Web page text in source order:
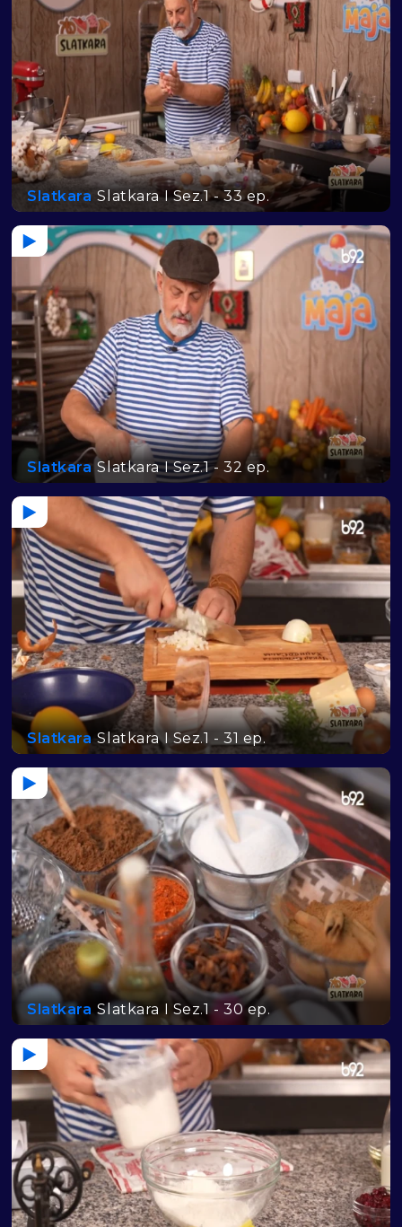
Slatkara Slatkara I Sez.1 - 33 ep.
Slatkara Slatkara I Sez.1 - 32 ep.
Slatkara Slatkara I Sez.1 - 31 ep.
Slatkara Slatkara I Sez.1 - 30 ep.